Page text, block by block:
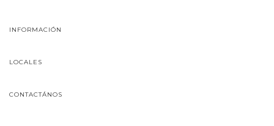
INFORMACIÓN
LOCALES
CONTACTÁNOS